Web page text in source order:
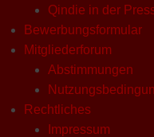
Qindie in der
Bewerbungsformular
Mitgliederforum
Abstimmungen
Rechtliches
Impressum